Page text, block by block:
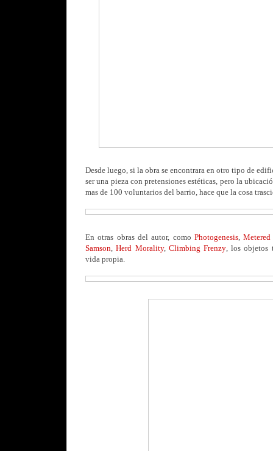
Desde luego, si la obra se encontrara en otro tipo de
ser una pieza con pretensiones estéticas, pero la
mas de 100 voluntarios del barrio, hace que la cosa
En otras obras del autor, como Photogenesis,
Samson,Herd Morality,Climbing Frenzy, los objetos
vida propia.